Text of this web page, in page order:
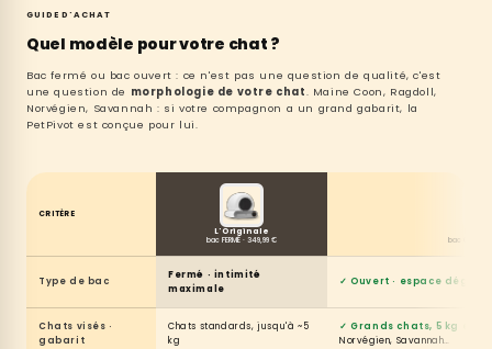
GUIDE D'ACHAT
Quel modèle pour votre chat ?
Bac fermé ou bac ouvert : ce n'est pas une question de qualité, c'est
une question de morphologie de votre chat. Maine Coon, Ragdoll,
Norvégien, Savannah : si votre compagnon a un grand gabarit, la
PetPivot est conçue pour lui.
CRITÈRE
L'Originale
bac FERMÉ · 349,99 €
bac OUVERT
Type de bac Fermé · intimité
maximale
✓ Ouvert · espace dégagé
Chats visés ·
gabarit
Chats standards, jusqu'à ~5
kg
✓ Grands chats, 5 kg et
Norvégien, Savannah…